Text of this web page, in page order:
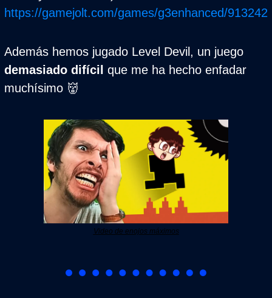
https://gamejolt.com/games/g3enhanced/913242
demasiado difícil que me ha hecho enfadar
muchísimo 👹
Video de enojos máximos